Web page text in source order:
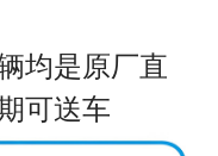
均是原厂直
可送车